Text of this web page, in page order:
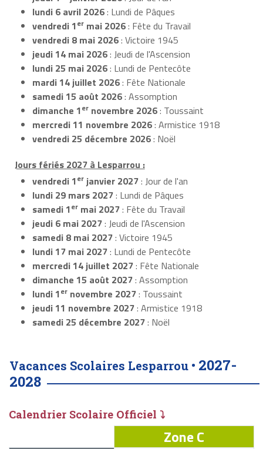
lundi 6 avril 2026: Lundi de Pâques
vendredi 1er mai 2026: Fête du Travail
vendredi 8 mai 2026: Victoire 1945
jeudi 14 mai 2026: Jeudi de l'Ascension
lundi 25 mai 2026: Lundi de Pentecôte
mardi 14 juillet 2026: Fête Nationale
samedi 15 août 2026: Assomption
dimanche 1er novembre 2026: Toussaint
mercredi 11 novembre 2026: Armistice 1918
vendredi 25 décembre 2026: Noël
Jours fériés 2027 à Lesparrou :
vendredi 1er janvier 2027: Jour de l'an
lundi 29 mars 2027: Lundi de Pâques
samedi 1er mai 2027: Fête du Travail
jeudi 6 mai 2027: Jeudi de l'Ascension
samedi 8 mai 2027: Victoire 1945
lundi 17 mai 2027: Lundi de Pentecôte
mercredi 14 juillet 2027: Fête Nationale
dimanche 15 août 2027: Assomption
lundi 1er novembre 2027: Toussaint
jeudi 11 novembre 2027: Armistice 1918
samedi 25 décembre 2027: Noël
Vacances Scolaires Lesparrou • 2027-
2028
Calendrier Scolaire Officiel ⤵
Zone C